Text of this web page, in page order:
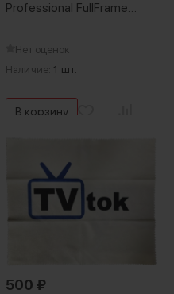
Professional FullFrame
Нет оценок
Наличие: 1 шт.
В корзину
500 ₽